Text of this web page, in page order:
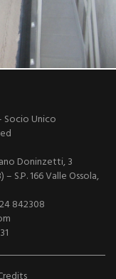
Socio Unico
Doninzetti, 3
S.P. 166 Valle Ossola,
842308